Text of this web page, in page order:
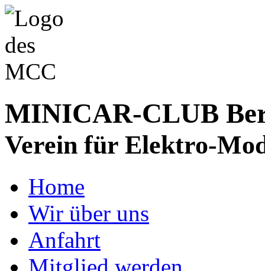
MINICAR-CLUB
Verein für Elektro-
Home
Wir über uns
Anfahrt